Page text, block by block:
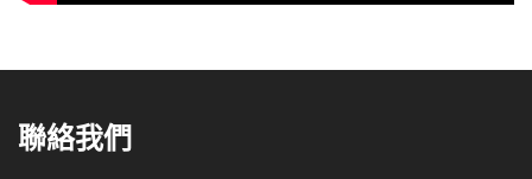
聯絡我們